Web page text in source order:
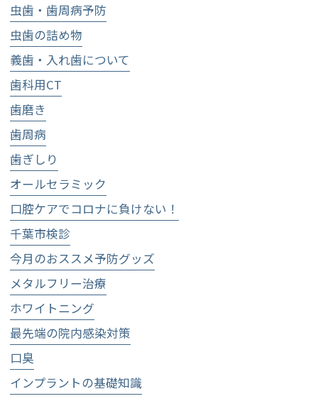
虫歯・歯周病予防
虫歯の詰め物
義歯・入れ歯について
歯科用CT
歯磨き
歯周病
歯ぎしり
オールセラミック
口腔ケアでコロナに負けない！
千葉市検診
今月のおススメ予防グッズ
メタルフリー治療
ホワイトニング
最先端の院内感染対策
口臭
インプラントの基礎知識